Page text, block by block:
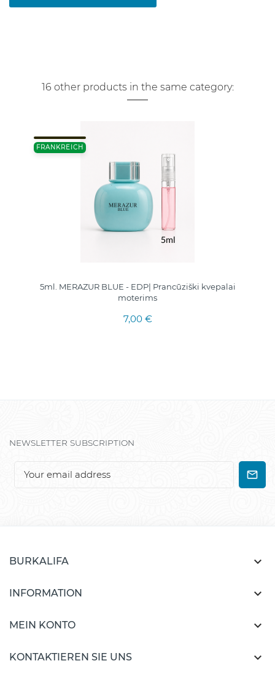
16 other products in the same category:
FRANKREICH
5ml. MERAZUR BLUE - EDP| Prancūziški kvepalai
moterims
7,00 €
NEWSLETTER SUBSCRIPTION
BURKALIFA 
INFORMATION 
MEIN KONTO 
KONTAKTIEREN SIE UNS 